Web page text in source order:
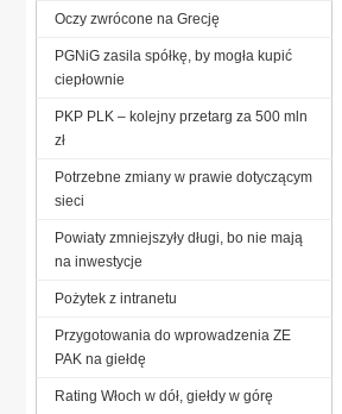
Oczy zwrócone na Grecję
PGNiG zasila spółkę, by mogła kupić
ciepłownie
PKP PLK – kolejny przetarg za 500 mln
zł
Potrzebne zmiany w prawie dotyczącym
sieci
Powiaty zmniejszyły długi, bo nie mają
na inwestycje
Pożytek z intranetu
Przygotowania do wprowadzenia ZE
PAK na giełdę
Rating Włoch w dół, giełdy w górę